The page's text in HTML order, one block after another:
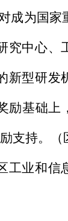
成为国家
究中心、
新型研发
励基础上
支持。（
工业和信